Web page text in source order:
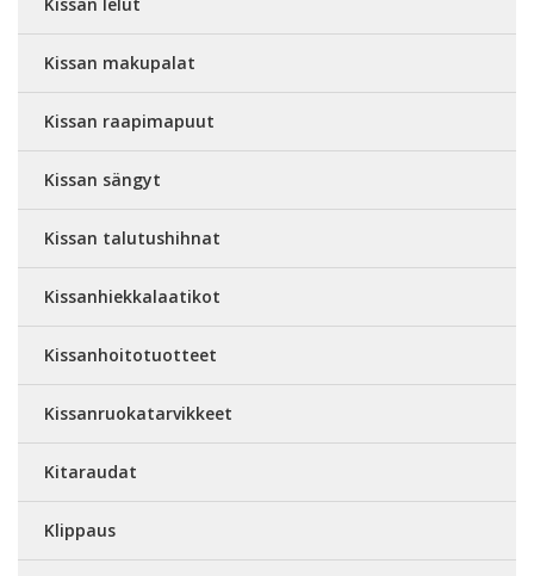
Kissan makupalat
Kissan raapimapuut
Kissan sängyt
Kissan talutushihnat
Kissanhiekkalaatikot
Kissanhoitotuotteet
Kissanruokatarvikkeet
Kitaraudat
Klippaus